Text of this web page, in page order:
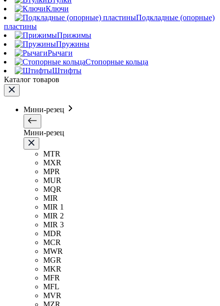
Ключи
Подкладные (опорные)
пластины
Прижимы
Пружины
Рычаги
Стопорные кольца
Штифты
Каталог товаров
Мини-резец
Мини-резец
MTR
MXR
MPR
MUR
MQR
MIR
MIR 1
MIR 2
MIR 3
MDR
MCR
MWR
MGR
MKR
MFR
MFL
MVR
MZR